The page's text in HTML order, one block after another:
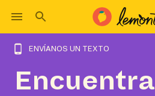
ENVÍANOS UN TEXTO
Encuentra